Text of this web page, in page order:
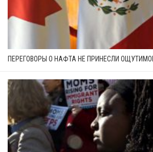
ПЕРЕГОВОРЫ О НАФТА НЕ ПРИНЕСЛИ